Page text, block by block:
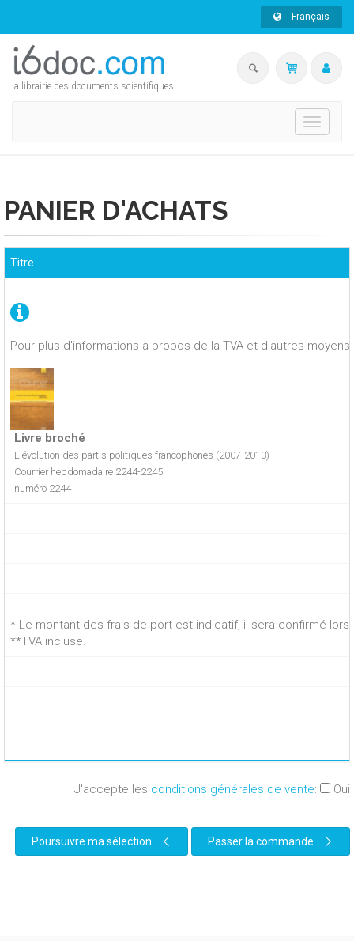
Français
la librairie des documents scientifiques
Toggle
PANIER D'ACHATS
Pour plus d'informations à propos de la TVA et d'autres
Titre
Livre broché
L'évolution des partis politiques francophones (2007-2013)
Courrier hebdomadaire 2244-2245
numéro 2244
* Le montant des frais de port est indicatif, il sera confirmé
**TVA incluse.
J'accepte les conditions générales de vente: Oui
Poursuivre ma sélection Passer la commande